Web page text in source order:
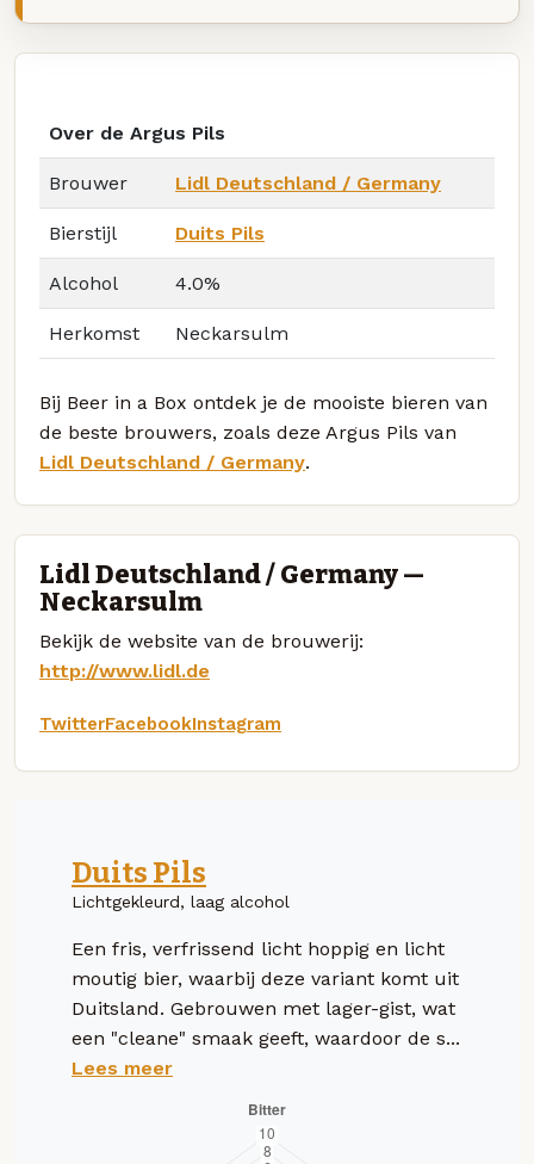
Over de Argus Pils
Brouwer Lidl Deutschland / Germany
Bierstijl Duits Pils
Alcohol 4.0%
Herkomst Neckarsulm
Bij Beer in a Box ontdek je de mooiste bieren van
de beste brouwers, zoals deze Argus Pils van
Lidl Deutschland / Germany.
Lidl Deutschland / Germany —
Neckarsulm
Bekijk de website van de brouwerij:
http://www.lidl.de
TwitterFacebookInstagram
Duits Pils
Lichtgekleurd, laag alcohol
Een fris, verfrissend licht hoppig en licht
moutig bier, waarbij deze variant komt uit
Duitsland. Gebrouwen met lager-gist, wat
een "cleane" smaak geeft, waardoor de s...
Lees meer